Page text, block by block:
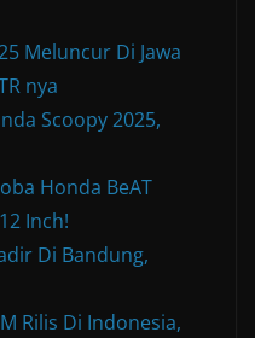
Meluncur Di Jawa
nya
Scoopy 2025,
Honda BeAT
Inch!
Di Bandung,
Rilis Di Indonesia,